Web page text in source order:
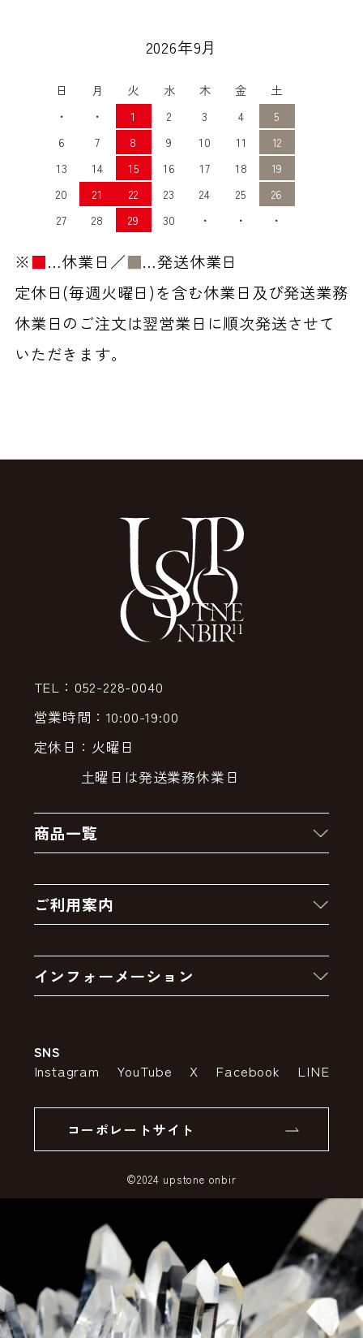
2026年9月
日 月 火 水 木 金
土
・
・ 1 2 3 4
5
6
7 8 9 10 11
12
13
14 15 16 17 18
19
20
21 22 23 24 25
26
27
28 29 30 ・ ・ ・
※■…休業日／■…発送休業日
定休日(毎週火曜日)を含む休業日及び発送業務
休業日のご注文は翌営業日に順次発送させて
いただきます。
TEL：052-228-0040
営業時間：10:00-19:00
定休日：火曜日
土曜日は発送業務休業日
商品一覧
クーポン
卸販売・大量注文
アウトレットセール
ご利用案内
お支払いについて
インフォーメーション
特定商取引法の表示
SSLサーバー証明書とは
SNS
Instagram YouTube X Facebook LINE
コーポレートサイト
©2024 upstone onbir